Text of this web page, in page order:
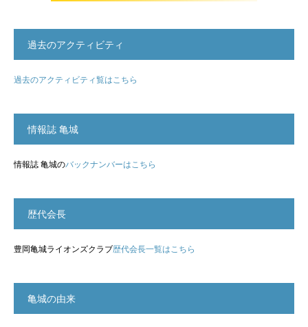
過去のアクティビティ
過去のアクティビティ覧はこちら
情報誌 亀城
情報誌 亀城のバックナンバーはこちら
歴代会長
豊岡亀城ライオンズクラブ歴代会長一覧はこちら
亀城の由来